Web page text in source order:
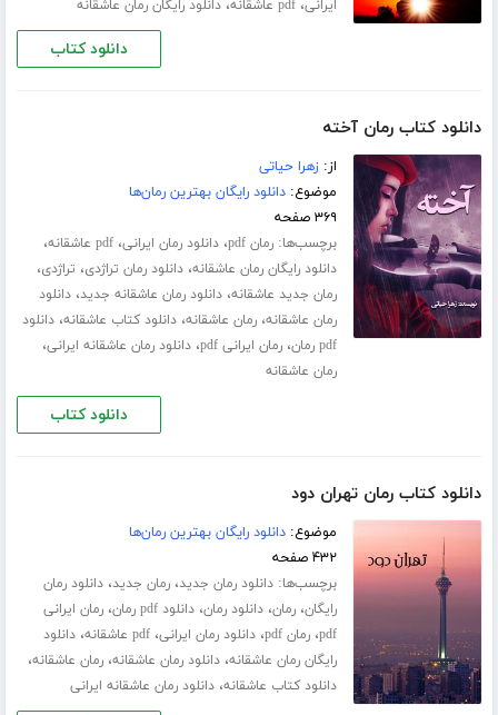
ایرانی،pdf عاشقانه ،دانلود رایگان رمان عاشقانه
دانلود کتاب
دانلود کتاب رمان آخته
از:زهرا حیاتی
موضوع:دانلود رایگان بهترین رمان‌ها
۳۶۹ صفحه
برچسب‌ها:رمان pdf ،دانلود رمان ایرانی،pdf عاشقانه ،
دانلود رایگان رمان عاشقانه،دانلود رمان تراژدی، تراژدی،
رمان جدید عاشقانه،دانلود رمان عاشقانه جدید،دانلود
رمان عاشقانه،رمان عاشقانه،دانلود کتاب عاشقانه،دانلود
pdf رمان
،رمان ایرانی pdf ،دانلود رمان عاشقانه ایرانی،
رمان عاشقانه
دانلود کتاب
دانلود کتاب رمان تهران دود
موضوع:دانلود رایگان بهترین رمان‌ها
۴۳۲ صفحه
برچسب‌ها:دانلود رمان جدید،رمان جدید،دانلود رمان
رایگان،رمان،دانلود رمان،دانلود pdf رمان ،رمان ایرانی
pdf،رمان pdf ،دانلود رمان ایرانی،pdf عاشقانه ،دانلود
رایگان رمان عاشقانه،دانلود رمان عاشقانه،رمان عاشقانه،
دانلود کتاب عاشقانه،دانلود رمان عاشقانه ایرانی